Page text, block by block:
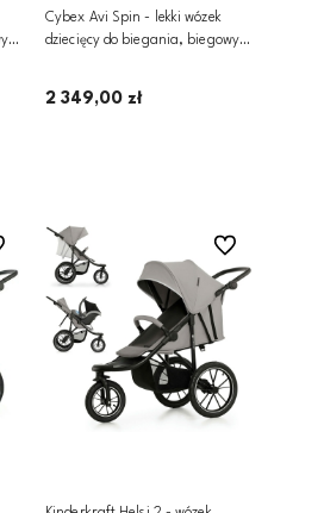
|
Cybex Avi Spin - lekki wózek
dziecięcy do biegania, biegowy |
2 349,00 zł
ulubionych Do ulubionych